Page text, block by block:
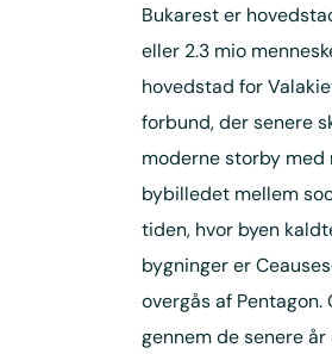
Bukarest er
eller 2.3 mio
hovedstad for
forbund, der senere
moderne storby med
bybilledet mellem
tiden, hvor byen
bygninger er
overgås af
gennem de senere